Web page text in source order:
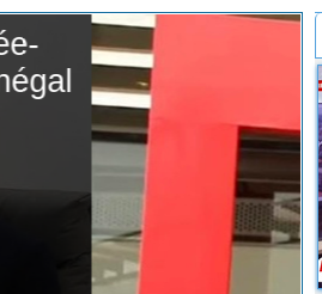
Nécrologie : Décès
de Djibril Dièye,
animateur de
l’émission « Auto
Mag » sur la TFM
Le monde des médias sénégalais est en
deuil. Djibril Dièye, animateur de